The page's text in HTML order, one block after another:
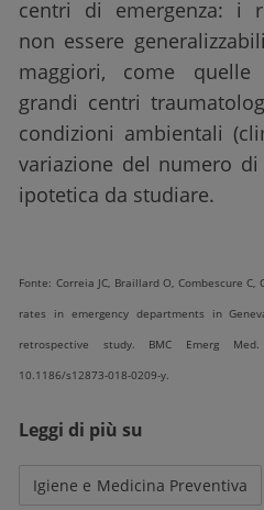
centri di emergenza: i
non essere
maggiori, come
grandi centri
condizioni ambientali
variazione del numero
ipotetica da studiare.
Fonte: Correia JC, Braillard O, Combescure
rates in emergency departments in
retrospective study. BMC Emerg
10.1186/s12873-018-0209-y.
Leggi di più su
Igiene e Medicina Preventiva